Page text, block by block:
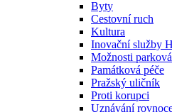
Byty
Cestovní ruch
Kultura
Inovační služby
Možnosti
Památková péče
Pražský uličník
Proti korupci
Uznávání